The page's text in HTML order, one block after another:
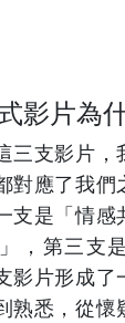
影片為
三支影片，
對應了我們
支是「情感
，第三支
影片形成了
熟悉，從懷